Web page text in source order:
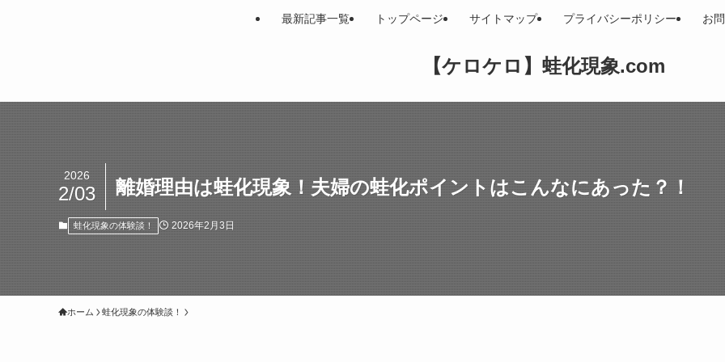
【ケロケロ】蛙化現象.com
最新記事一覧 トップページ サイトマップ プライバシーポリシー お
離婚理由は蛙化現象！夫婦の蛙化ポイントはこんなにあった？！
2026
2/03
蛙化現象の体験談！ 2026年2月3日
ホーム 蛙化現象の体験談！